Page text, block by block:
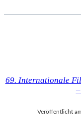
69. Internationale
Veröffentlicht